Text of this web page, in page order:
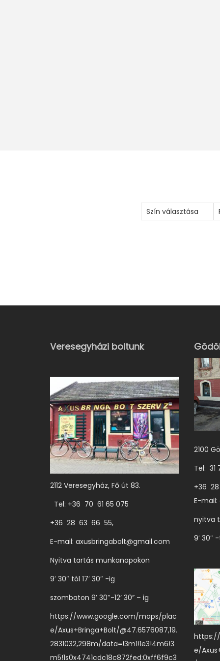
Szín választása
Veresegyházi boltunk
2112 Veresegyház, Fő út 83.
Tel: +36 70 61 65 075
+36 28 63 66 55,
E-mail: axusbringabolt@gmail.com
Nyitva tartás munkanapokon
9′ 30″ tól 17′ 30″ -ig
szombaton 9′ 30″-12’ 30” – ig
https://www.google.com/maps/plac
e/Axus+Bringa+Bolt/@47.6576087,19.
2831032,298m/data=!3m1!1e3!4m6!3
m5!1s0x4741cdc18c872fed:0xff6f9c3
2100
Tel:
+36
E-mail:
nyitva
9′ 30″
e/